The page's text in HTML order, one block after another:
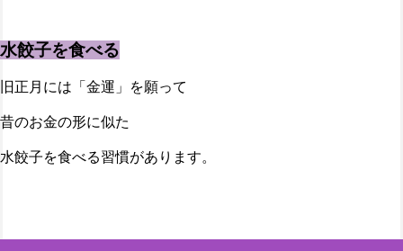
水餃子を食べる
旧正月には「金運」を願って
昔のお金の形に似た
水餃子を食べる習慣があります。